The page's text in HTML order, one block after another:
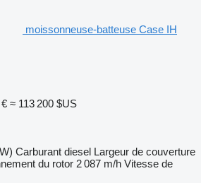
moissonneuse-batteuse Case IH
≈ 113 200 $US
Carburant diesel Largeur de couverture
du rotor 2 087 m/h Vitesse de